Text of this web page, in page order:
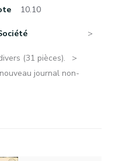
10.10
(31 pièces).
journal non-